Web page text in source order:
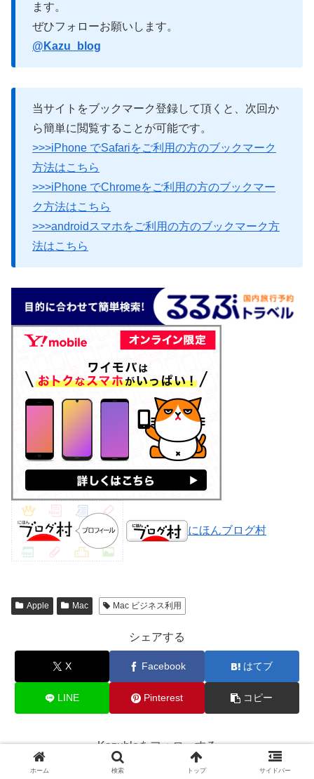
ます。
ぜひフォローお願いします。
@Kazu_blog
当サイトをブックマーク登録して頂くと、次回か
ら簡単に閲覧することが可能です。
>>>iPhone でSafariをご利用の方のブックマーク
方法はこちら
>>>iPhone でChromeをご利用の方のブックマー
ク方法はこちら
>>>androidスマホをご利用の方のブックマーク方
法はこちら
にほんブログ村
Apple Mac Mac ビジネス利用
シェアする
X Facebook はてブ
LINE Pinterest コピー
Kazubloをフォローする
ホーム 検索 トップ サイドバー